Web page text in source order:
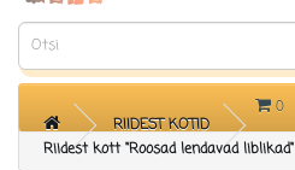
0
KATEGOORIAD
RIIDEST KOTID
Riidest kott "Roosad lendavad liblikad"